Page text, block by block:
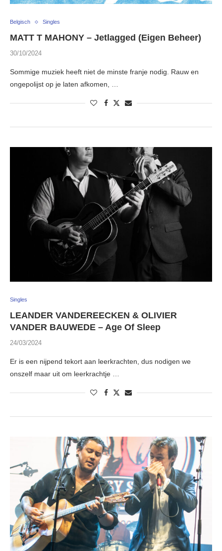
Belgisch Singles
MATT T MAHONY – Jetlagged (Eigen Beheer)
30/10/2024
Sommige muziek heeft niet de minste franje nodig. Rauw en
ongepolijst op je laten afkomen, …
Singles
LEANDER VANDEREECKEN & OLIVIER
VANDER BAUWEDE – Age Of Sleep
24/03/2024
Er is een nijpend tekort aan leerkrachten, dus nodigen we
onszelf maar uit om leerkrachtje …